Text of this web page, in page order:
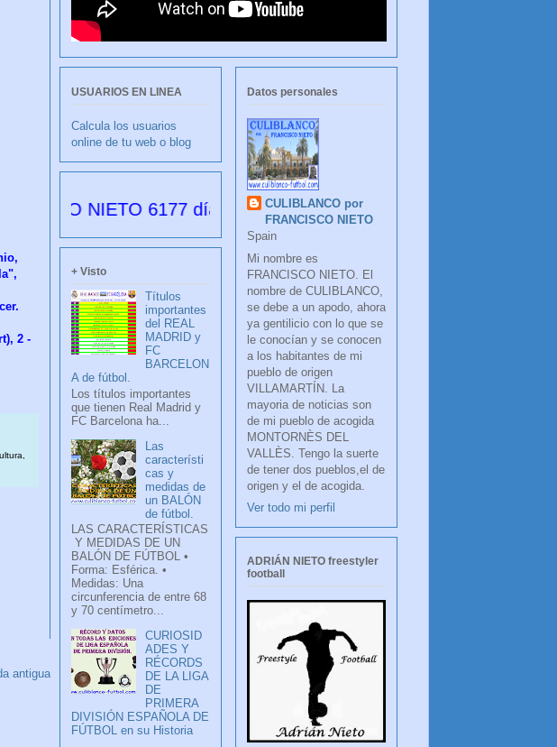
2 -
antigua
USUARIOS EN LINEA
Calcula los usuarios
online de tu web o blog
NIETO 6177 días desde su creación
+ Visto
Títulos
importantes
del REAL
MADRID y
FC
BARCELON
A de fútbol.
Los títulos importantes
que tienen Real Madrid y
FC Barcelona ha...
Las
característi
cas y
medidas de
un BALÓN
de fútbol.
LAS CARACTERÍSTICAS
Y MEDIDAS DE UN
BALÓN DE FÚTBOL •
Forma: Esférica. •
Medidas: Una
circunferencia de entre 68
y 70 centímetro...
CURIOSID
ADES Y
RÉCORDS
DE LA LIGA
DE
PRIMERA
DIVISIÓN ESPAÑOLA DE
FÚTBOL en su Historia
Datos personales
CULIBLANCO por
FRANCISCO NIETO
Spain
Mi nombre es
FRANCISCO NIETO. El
nombre de CULIBLANCO,
se debe a un apodo, ahora
ya gentilicio con lo que se
le conocían y se conocen
a los habitantes de mi
pueblo de origen
VILLAMARTÍN. La
mayoria de noticias son
de mi pueblo de acogida
MONTORNÈS DEL
VALLÈS. Tengo la suerte
de tener dos pueblos,el de
origen y el de acogida.
Ver todo mi perfil
ADRIÁN NIETO freestyler
football